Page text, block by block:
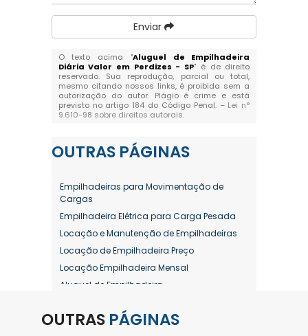
Enviar
O texto acima "Aluguel de Empilhadeira
Diária Valor em Perdizes - SP" é de direito
reservado. Sua reprodução, parcial ou total,
mesmo citando nossos links, é proibida sem a
autorização do autor. Plágio é crime e está
previsto no artigo 184 do Código Penal. – Lei n°
9.610-98 sobre direitos autorais.
OUTRAS PÁGINAS
Empilhadeiras para Movimentação de
Cargas
Empilhadeira Elétrica para Carga Pesada
Locação e Manutenção de Empilhadeiras
Locação de Empilhadeira Preço
Locação Empilhadeira Mensal
Aluguel de Empilhadeira
Aluguel de Empilhadeira Diária Valor
OUTRAS PÁGINAS